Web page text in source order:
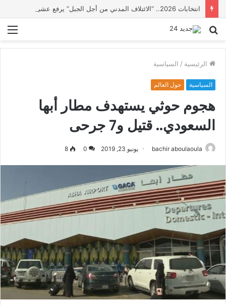
بحث
الرئيسية / السياسية
السياسية حول العالم
هجوم حوثي يستهدف مطار أبها
السعودي.. قتيل و7 جرحى
bachir aboulaoula يونيو 23, 2019 0
8